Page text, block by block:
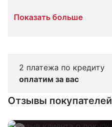
Показать больше
2 платежа по кредиту
оплатим за вас
Отзывы покупателей